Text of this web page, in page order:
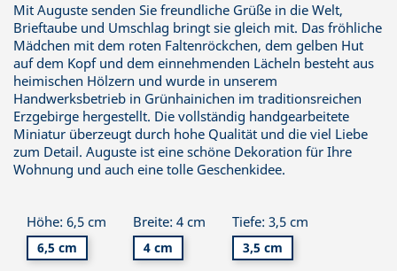
Mit Auguste senden Sie freundliche Grüße in die Welt,
Brieftaube und Umschlag bringt sie gleich mit. Das fröhliche
Mädchen mit dem roten Faltenröckchen, dem gelben Hut
auf dem Kopf und dem einnehmenden Lächeln besteht aus
heimischen Hölzern und wurde in unserem
Handwerksbetrieb in Grünhainichen im traditionsreichen
Erzgebirge hergestellt. Die vollständig handgearbeitete
Miniatur überzeugt durch hohe Qualität und die viel Liebe
zum Detail. Auguste ist eine schöne Dekoration für Ihre
Wohnung und auch eine tolle Geschenkidee.
Höhe: 6,5 cm
6,5 cm
Breite: 4 cm
4 cm
Tiefe: 3,5 cm
3,5 cm